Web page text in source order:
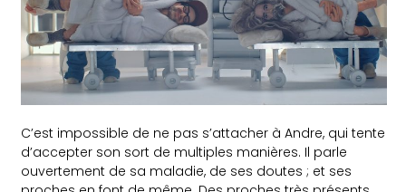
C’est impossible de ne pas s’attacher à Andre, qui tente
d’accepter son sort de multiples manières. Il parle
ouvertement de sa maladie, de ses doutes ; et ses